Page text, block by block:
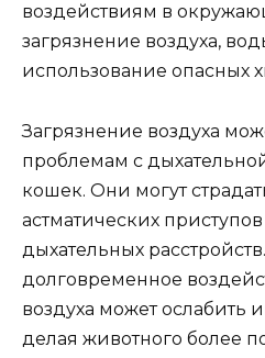
воздействиям в
загрязнение воздуха,
использование опасных
Загрязнение воздуха
проблемам с
кошек. Они могут
астматических
дыхательных
долговременное
воздуха может ослабить
делая животного более